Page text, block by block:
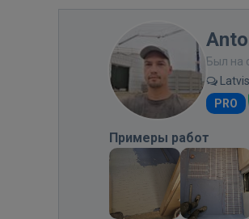
Был на
PRO
Примеры работ